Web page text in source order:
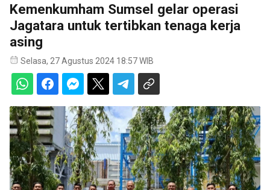
Kemenkumham Sumsel gelar operasi
Jagatara untuk tertibkan tenaga kerja
asing
Selasa, 27 Agustus 2024 18:57 WIB